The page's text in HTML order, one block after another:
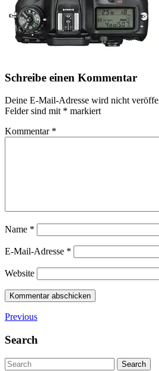
Schreibe einen Kommentar
Deine E-Mail-Adresse wird nicht
Felder sind mit * markiert
Kommentar *
Name *
E-Mail-Adresse *
Website
Previous
Search
Search